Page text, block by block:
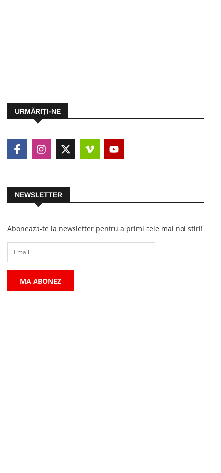
URMĂRIŢI-NE
NEWSLETTER
Aboneaza-te la newsletter pentru a primi cele mai noi stiri!
MA ABONEZ